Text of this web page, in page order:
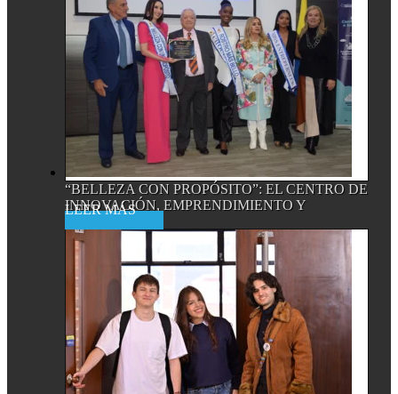
“BELLEZA CON PROPÓSITO”: EL CENTRO DE
INNOVACIÓN, EMPRENDIMIENTO Y